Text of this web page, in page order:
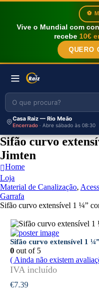
⚽
Vive o Mundial com
recebe 10€
QUERO
Casa Raiz — Rio Meão
Encerrado · Abre sábado às 08:30
Sifão curvo
Jimten
Home
Loja
Material de Canalização,
Garrafa
Sifão curvo extensível 1 ¼”
Sifão curvo extensível 1
0 out of 5
( Ainda não existem
€7.39